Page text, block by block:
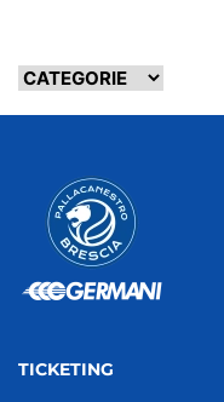
TICKETING